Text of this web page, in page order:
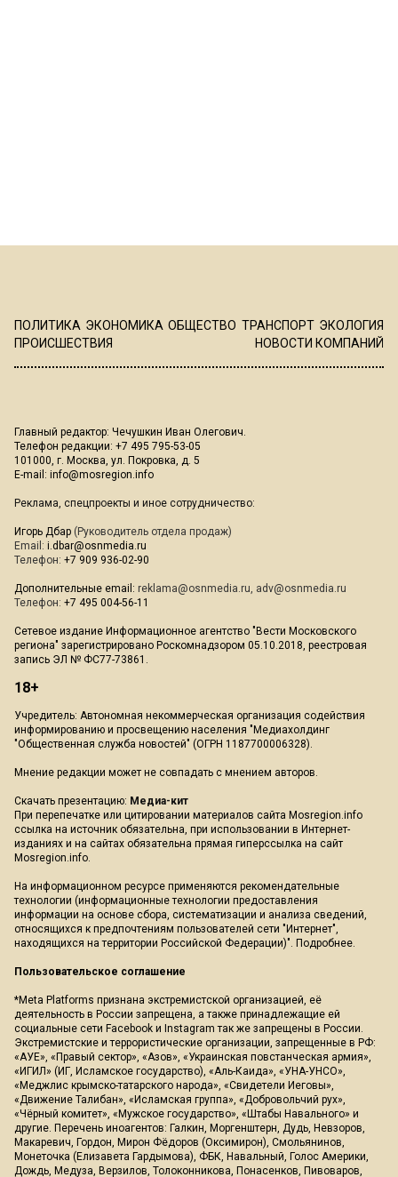
ПОЛИТИКА ЭКОНОМИКА ОБЩЕСТВО ТРАНСПОРТ ЭКОЛОГИЯ
ПРОИСШЕСТВИЯ
НОВОСТИ КОМПАНИЙ
Главный редактор: Чечушкин Иван Олегович.
Телефон редакции: +7 495 795-53-05
101000, г. Москва, ул. Покровка, д. 5
E-mail: info@mosregion.info
Реклама, спецпроекты и иное сотрудничество:
Игорь Дбар (Руководитель отдела продаж)
Email: i.dbar@osnmedia.ru
Телефон: +7 909 936-02-90
Дополнительные email: reklama@osnmedia.ru, adv@osnmedia.ru
Телефон: +7 495 004-56-11
Сетевое издание Информационное агентство "Вести Московского
региона" зарегистрировано Роскомнадзором 05.10.2018, реестровая
запись ЭЛ № ФС77-73861.
18+
Учредитель: Автономная некоммерческая организация содействия
информированию и просвещению населения "Медиахолдинг
"Общественная служба новостей" (ОГРН 1187700006328).
Мнение редакции может не совпадать с мнением авторов.
Скачать презентацию: Медиа-кит
При перепечатке или цитировании материалов сайта Mosregion.info
ссылка на источник обязательна, при использовании в Интернет-
изданиях и на сайтах обязательна прямая гиперссылка на сайт
Mosregion.info.
На информационном ресурсе применяются рекомендательные
технологии (информационные технологии предоставления
информации на основе сбора, систематизации и анализа сведений,
относящихся к предпочтениям пользователей сети "Интернет",
находящихся на территории Российской Федерации)". Подробнее.
Пользовательское соглашение
*Meta Platforms признана экстремистской организацией, её
деятельность в России запрещена, а также принадлежащие ей
социальные сети Facebook и Instagram так же запрещены в России.
Экстремистские и террористические организации, запрещенные в РФ:
«АУЕ», «Правый сектор», «Азов», «Украинская повстанческая армия»,
«ИГИЛ» (ИГ, Исламское государство), «Аль-Каида», «УНА-УНСО»,
«Меджлис крымско-татарского народа», «Свидетели Иеговы»,
«Движение Талибан», «Исламская группа», «Добровольчий рух»,
«Чёрный комитет», «Мужское государство», «Штабы Навального» и
другие. Перечень иноагентов: Галкин, Моргенштерн, Дудь, Невзоров,
Макаревич, Гордон, Мирон Фёдоров (Оксимирон), Смольянинов,
Монеточка (Елизавета Гардымова), ФБК, Навальный, Голос Америки,
Дождь, Медуза, Верзилов, Толоконникова, Понасенков, Пивоваров,